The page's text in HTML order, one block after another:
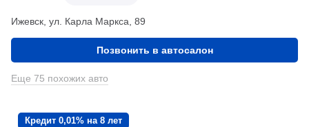
Ижевск, ул. Карла Маркса, 89
Позвонить в автосалон
Еще 75 похожих авто
Кредит 0,01% на 8 лет